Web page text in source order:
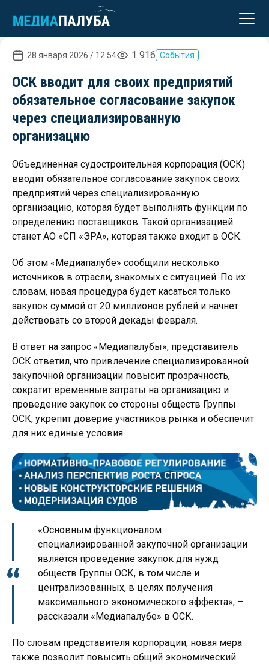
реклама28 января 2026 / 12:54 1 916 События
ОСК вводит для своих предприятий
обязательное согласование закупок
через специализированную
организацию
Объединенная судостроительная корпорация (ОСК)
вводит обязательное согласование закупок своих
предприятий через специализированную
организацию, которая будет выполнять функции по
определению поставщиков. Такой организацией
станет АО «СП «ЭРА», которая также входит в ОСК.
Об этом «Медиапалубе» сообщили несколько
источников в отрасли, знакомых с ситуацией. По их
словам, новая процедура будет касаться только
закупок суммой от 20 миллионов рублей и начнет
действовать со второй декады февраля.
В ответ на запрос «Медиапалубы», представитель
ОСК ответил, что привлечение специализированной
закупочной организации повысит прозрачность,
сократит временные затраты на организацию и
проведение закупок со стороны обществ Группы
ОСК, укрепит доверие участников рынка и обеспечит
для них единые условия.
«Основным функционалом
специализированной закупочной организации
является проведение закупок для нужд
обществ Группы ОСК, в том числе и
централизованных, в целях получения
максимального экономического эффекта», –
рассказали «Медиапалубе» в ОСК.
По словам представителя корпорации, новая мера
также позволит повысить общий экономический